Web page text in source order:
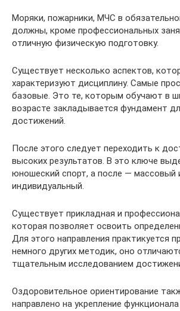
Моряки, пожарники, МЧС в
должны, кроме профессиональных
отличную физическую подготовку.
Существует несколько аспектов,
характеризуют дисциплину. Самые
базовые. Это те, которым обучают в
возрасте закладывается фундамент
достижений.
После этого следует переходить к
высоких результатов. В это ключе
юношеский спорт, а после — массовый
индивидуальный.
Существует прикладная и
которая позволяет освоить
Для этого направления практикуется
немного других методик, оно
тщательным исследованием
Оздоровительное ориентирование
направлено на укрепление